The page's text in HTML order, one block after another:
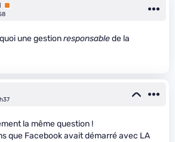
Premium
une gestionresponsablede la
la même question !
que Facebook avait démarré avec LA